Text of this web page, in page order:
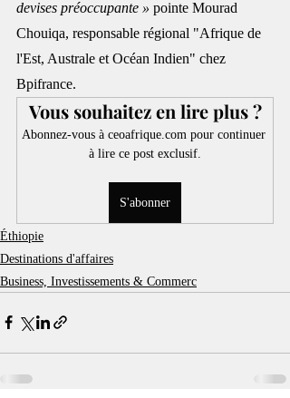
devises préoccupante » pointe Mourad
Chouiqa, responsable régional "Afrique de
l'Est, Australe et Océan Indien" chez
Bpifrance.
Vous souhaitez en lire plus ?
Abonnez-vous à ceoafrique.com pour continuer
à lire ce post exclusif.
S'abonner
Éthiopie
Destinations d'affaires
Business, Investissements & Commerc